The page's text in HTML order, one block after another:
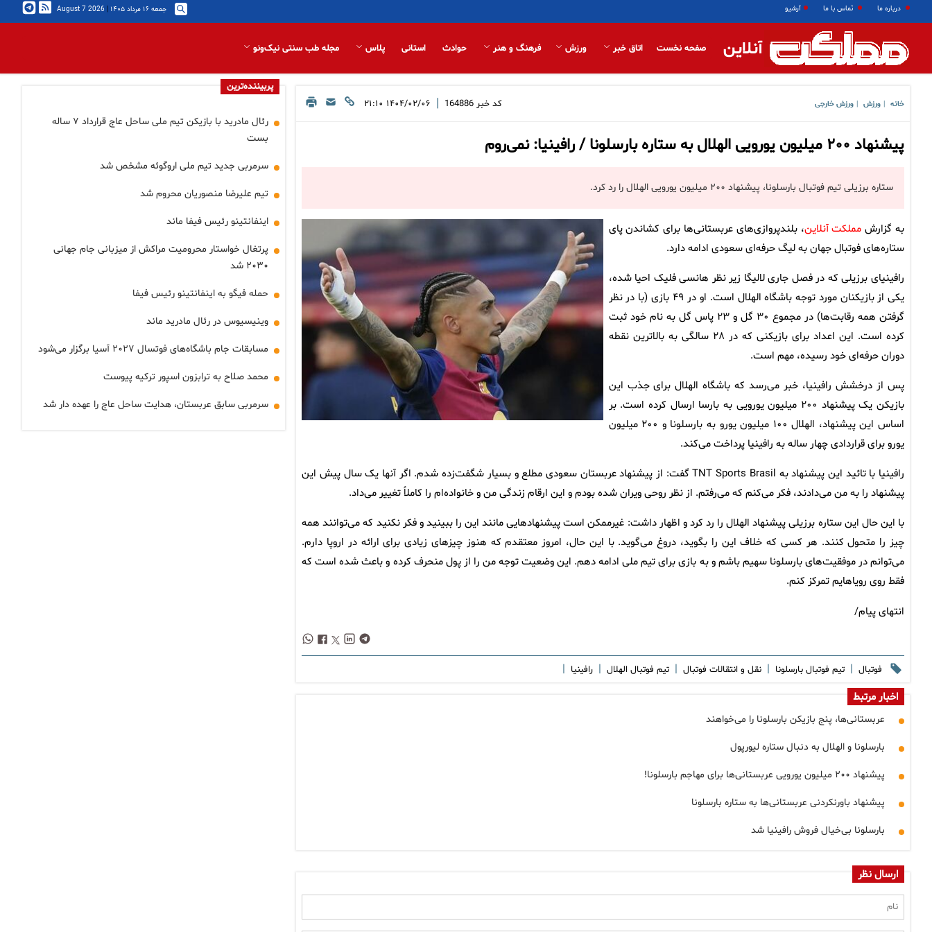
درباره ما تماس با ما آرشیو جمعه ۱۶ مرداد ۱۴۰۵ |
2026 August 7
آنلاین صفحه نخست اتاق خبر ورزش فرهنگ و هنر حوادث استانی پلاس مجله طب سنتی نیک‌ونو
خانه ورزش ورزش خارجی کد خبر 164886
| ۱۴۰۴/۰۲/۰۶ ۲۱:۱۰
پیشنهاد ۲۰۰ میلیون یورویی الهلال به ستاره بارسلونا / رافینیا: نمی‌روم
ستاره برزیلی تیم فوتبال بارسلونا، پیشنهاد ۲۰۰ میلیون یورویی الهلال را رد کرد.
به گزارش مملکت آنلاین، بلندپروازی‌های عربستانی‌ها برای کشاندن پای
ستاره‎‌های فوتبال جهان به لیگ حرفه‌ای سعودی ادامه دارد.
رافینیای برزیلی که در فصل جاری لالیگا زیر نظر هانسی فلیک احیا شده،
یکی از بازیکنان مورد توجه باشگاه الهلال است. او در ۴۹ بازی (با در نظر
گرفتن همه رقابت‌ها) در مجموع ۳۰ گل و ۲۳ پاس گل به نام خود ثبت
کرده است. این اعداد برای بازیکنی که در ۲۸ سالگی به بالاترین نقطه
دوران حرفه‌ای خود رسیده، مهم است.
پس از درخشش رافینیا، خبر می‌رسد که باشگاه الهلال برای جذب این
بازیکن یک پیشنهاد ۲۰۰ میلیون یورویی به بارسا ارسال کرده است. بر
اساس این پیشنهاد، الهلال ۱۰۰ میلیون یورو به بارسلونا و ۲۰۰ میلیون
یورو برای قراردادی چهار ساله به رافینیا پرداخت می‌کند.
رافینیا با تائید این پیشنهاد به TNT Sports Brasil گفت: از پیشنهاد عربستان سعودی مطلع و بسیار شگفت‌زده شدم. اگر آنها یک سال پیش این
پیشنهاد را به من می‌دادند، فکر می‌کنم که می‌رفتم. از نظر روحی ویران شده بودم و این ارقام زندگی من و خانواده‌ام را کاملاً تغییر می‌داد.
با این حال این ستاره برزیلی پیشنهاد الهلال را رد کرد و اظهار داشت: غیرممکن است پیشنهادهایی مانند این را ببینید و فکر نکنید که می‌توانند همه
چیز را متحول کنند. هر کسی که خلاف این را بگوید، دروغ می‌گوید. با این حال، امروز معتقدم که هنوز چیزهای زیادی برای ارائه در اروپا دارم.
می‌توانم در موفقیت‌های بارسلونا سهیم باشم و به بازی برای تیم ملی ادامه دهم. این وضعیت توجه من را از پول منحرف کرده و باعث شده است که
فقط روی رویاهایم تمرکز کنم.
انتهای پیام/
فوتبال | تیم فوتبال بارسلونا | نقل و انتقالات فوتبال | تیم فوتبال الهلال | رافینیا |
اخبار مرتبط
عربستانی‌ها، پنج بازیکن بارسلونا را می‌خواهند
بارسلونا و الهلال به دنبال ستاره لیورپول
پیشنهاد ۲۰۰ میلیون یورویی عربستانی‌ها برای مهاجم بارسلونا!
پیشنهاد باورنکردنی عربستانی‌ها به ستاره بارسلونا
بارسلونا بی‌خیال فروش رافینیا شد
ارسال نظر
پربیننده‌ترین
رئال مادرید با بازیکن تیم ملی ساحل عاج قرارداد ۷ ساله
بست
سرمربی جدید تیم ملی اروگوئه مشخص شد
تیم علیرضا منصوریان محروم شد
اینفانتینو رئیس فیفا ماند
پرتغال خواستار محرومیت مراکش از میزبانی جام جهانی
۲۰۳۰ شد
حمله فیگو به اینفانتینو رئیس فیفا
وینیسیوس در رئال مادرید ماند
مسابقات جام باشگاه‌های فوتسال ۲۰۲۷ آسیا برگزار می‌شود
محمد صلاح به ترابزون اسپور ترکیه پیوست
سرمربی سابق عربستان، هدایت ساحل عاج را عهده دار شد